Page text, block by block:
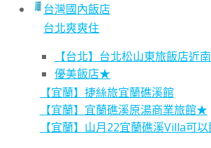
台灣國內飯店
台北爽爽住
【台北】台北松山東旅飯店近
優美飯店★
【宜蘭】捷絲旅宜蘭礁溪館
【宜蘭】宜蘭礁溪原湯商業旅館★
【宜蘭】山月22宜蘭礁溪Villa可